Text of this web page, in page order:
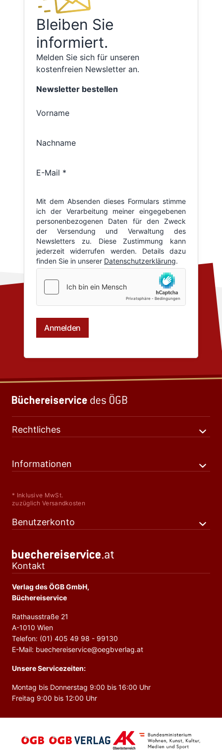
Bleiben Sie
informiert.
Melden Sie sich für unseren
kostenfreien Newsletter an.
Rechtliches
Informationen
* Inklusive MwSt.
zuzüglich Versandkosten
Benutzerkonto
Kontakt
Verlag des ÖGB GmbH,
Büchereiservice
Rathausstraße 21
A-1010 Wien
Telefon: (01) 405 49 98 - 99130
E-Mail: buechereiservice@oegbverlag.at
Unsere Servicezeiten:
Montag bis Donnerstag 9:00 bis 16:00 Uhr
Freitag 9:00 bis 12:00 Uhr